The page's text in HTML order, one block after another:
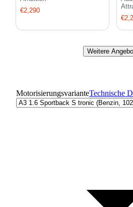
€2,290
Weitere
MotorisierungsvarianteTechnische